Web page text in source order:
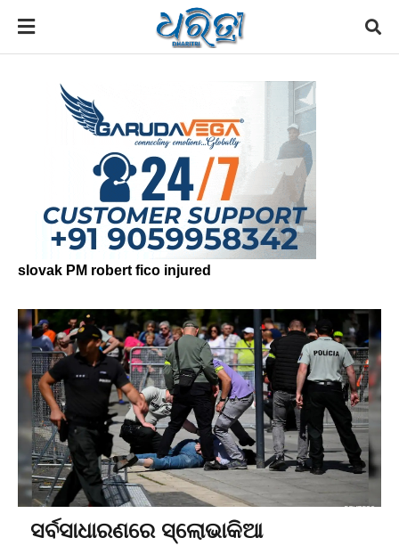
slovak PM robert fico injured
ସର୍ବସାଧାରଣରେ ସ୍ଲୋଭାକିଆ